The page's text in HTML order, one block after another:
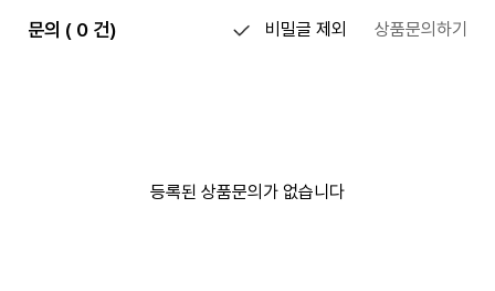
문의 ( 0 건) 비밀글 제외 상품문의하기
등록된 상품문의가 없습니다